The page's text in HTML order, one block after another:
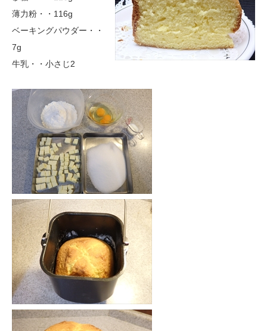
薄力粉・・116g
ベーキングパウダー・・
7g
牛乳・・小さじ2